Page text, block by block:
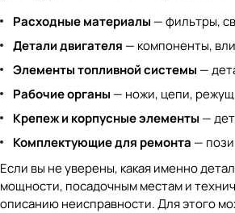
Расходные материалы — фильтры,
Детали двигателя — компоненты,
Элементы топливной системы —
Рабочие органы — ножи, цепи,
Крепеж и корпусные элементы —
Комплектующие для ремонта —
Если вы не уверены, какая именно
мощности, посадочным местам и
описанию неисправности. Для этого